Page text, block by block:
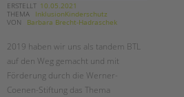
ERSTELLT 10.05.2021
THEMA
InklusionKinderschutz
VON
Barbara Brecht-Hadraschek
2019 haben wir uns als tandem BTL
auf den Weg gemacht und mit
Förderung durch die Werner-
Coenen-Stiftung das Thema